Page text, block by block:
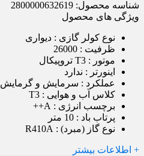
شناسه محصول: 2800000632619
ویژگی های محصول
نوع کولر گازی : دیواری
ظرفیت : 26000
موتور : T3 تروپیکال
اینورتر : ندارد
عملکرد : سرمايش و گرمايش
کلاس آب و هوایی : T3
برچسب انرژی : A++
پرتاب باد : 10 متر
نوع گاز (مبرد) : R410A
+ اطلاعات بیشتر